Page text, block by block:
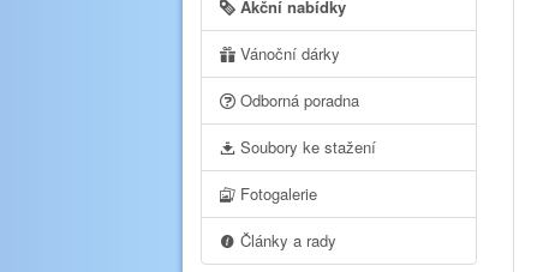
Akční nabídky
Vánoční dárky
Odborná poradna
Soubory ke stažení
Fotogalerie
Články a rady